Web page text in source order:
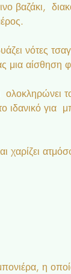
βαζάκι,
νότες
μια αίσθηση
ολοκληρώνει
ιδανικό για
χαρίζει
η